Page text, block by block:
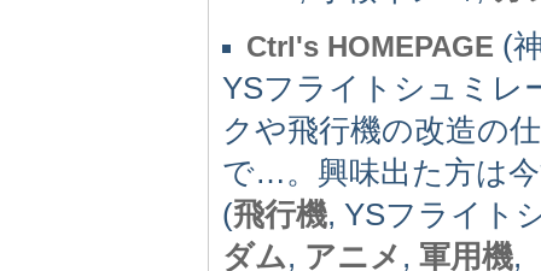
Ctrl's HOMEPAGE (
YSフライトシュミレ
クや飛行機の改造の
で…。興味出た方は
(飛行機, YSフライト
ダム, アニメ , 軍用機,